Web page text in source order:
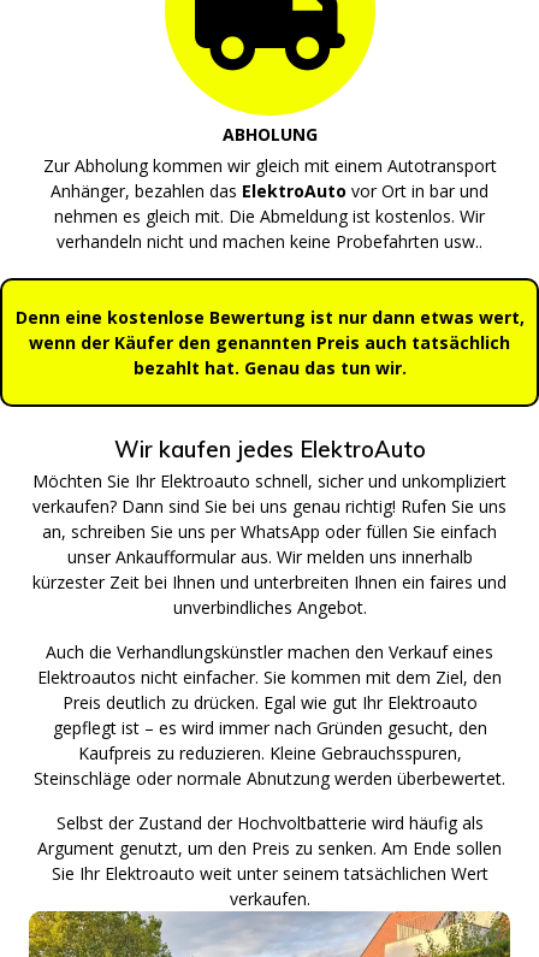
ABHOLUNG
Zur Abholung kommen wir gleich mit einem Autotransport
Anhänger, bezahlen das ElektroAuto vor Ort in bar und
nehmen es gleich mit. Die Abmeldung ist kostenlos. Wir
verhandeln nicht und machen keine Probefahrten usw..
Denn eine kostenlose Bewertung ist nur dann etwas wert,
wenn der Käufer den genannten Preis auch tatsächlich
bezahlt hat. Genau das tun wir.
Wir kaufen jedes ElektroAuto
Möchten Sie Ihr Elektroauto schnell, sicher und unkompliziert
verkaufen? Dann sind Sie bei uns genau richtig! Rufen Sie uns
an, schreiben Sie uns per WhatsApp oder füllen Sie einfach
unser Ankaufformular aus. Wir melden uns innerhalb
kürzester Zeit bei Ihnen und unterbreiten Ihnen ein faires und
unverbindliches Angebot.
Auch die Verhandlungskünstler machen den Verkauf eines
Elektroautos nicht einfacher. Sie kommen mit dem Ziel, den
Preis deutlich zu drücken. Egal wie gut Ihr Elektroauto
gepflegt ist – es wird immer nach Gründen gesucht, den
Kaufpreis zu reduzieren. Kleine Gebrauchsspuren,
Steinschläge oder normale Abnutzung werden überbewertet.
Selbst der Zustand der Hochvoltbatterie wird häufig als
Argument genutzt, um den Preis zu senken. Am Ende sollen
Sie Ihr Elektroauto weit unter seinem tatsächlichen Wert
verkaufen.